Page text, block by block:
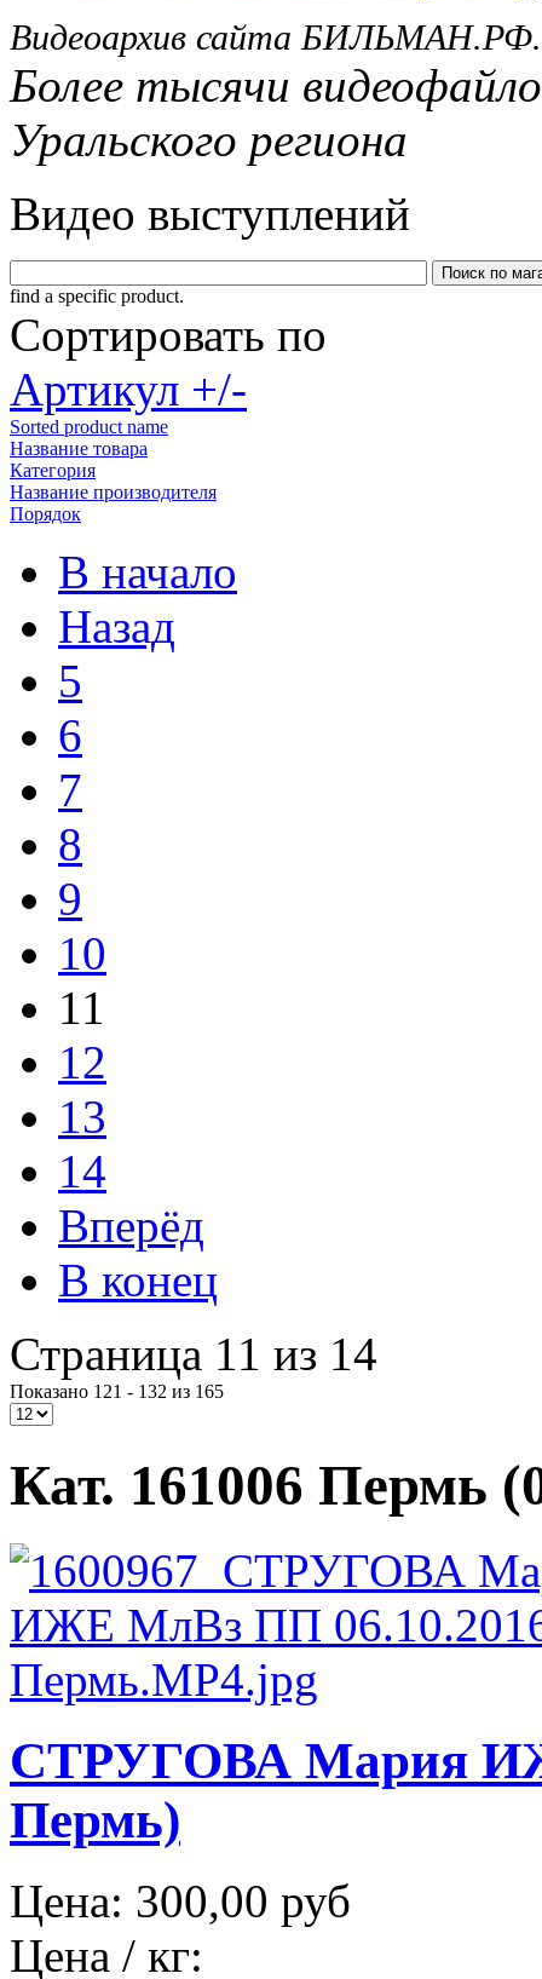
Видеоархив сайта БИЛЬМАН.РФ.
Более тысячи
Уральского региона
Видео выступлений
find a specific product.
Сортировать по
Артикул +/-
Sorted product name
Название товара
Категория
Название производителя
Порядок
В начало
Назад
5
6
7
8
9
10
11
12
13
14
Вперёд
В конец
Страница 11 из 14
Показано 121 - 132 из 165
Кат. 161006 Пермь
СТРУГОВА Мария
Пермь)
Цена: 300,00 руб
Цена / кг: